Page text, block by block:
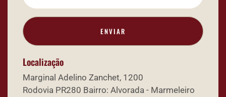
ENVIAR
Localização
Marginal Adelino Zanchet, 1200
Rodovia PR280 Bairro: Alvorada - Marmeleiro